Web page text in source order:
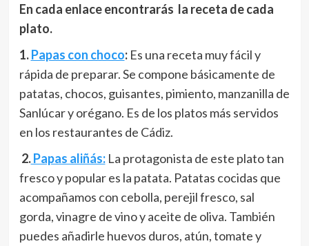
En cada enlace encontrarás la receta de cada
plato.
1.Papas con choco:Es una receta muy fácil y
rápida de preparar. Se compone básicamente de
patatas, chocos, guisantes, pimiento, manzanilla de
Sanlúcar y orégano. Es de los platos más servidos
en los restaurantes de Cádiz.
2.Papas aliñás:La protagonista de este plato tan
fresco y popular es la patata. Patatas cocidas que
acompañamos con cebolla, perejil fresco, sal
gorda, vinagre de vino y aceite de oliva. También
puedes añadirle huevos duros, atún, tomate y